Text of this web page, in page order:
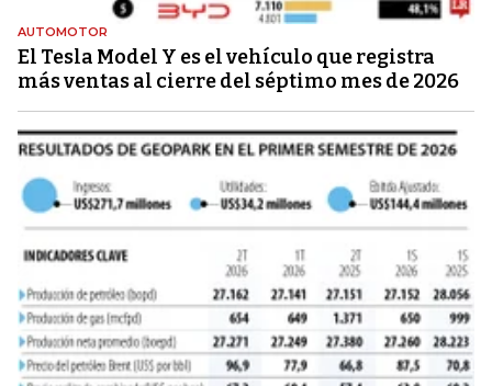
AUTOMOTOR
El Tesla Model Y es el vehículo que registra
más ventas al cierre del séptimo mes de 2026